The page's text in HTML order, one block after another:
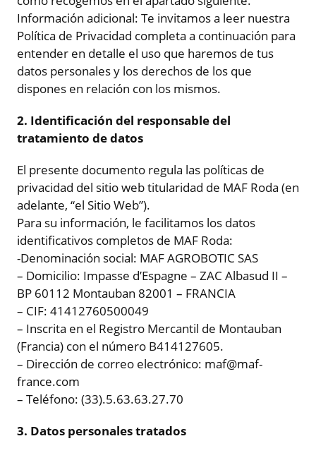
Información adicional: Te invitamos a leer nuestra
Política de Privacidad completa a continuación para
entender en detalle el uso que haremos de tus
datos personales y los derechos de los que
dispones en relación con los mismos.
2. Identificación del responsable del
tratamiento de datos
El presente documento regula las políticas de
privacidad del sitio web titularidad de MAF Roda (en
adelante, “el Sitio Web”).
Para su información, le facilitamos los datos
identificativos completos de MAF Roda:
-Denominación social: MAF AGROBOTIC SAS
– Domicilio: Impasse d’Espagne – ZAC Albasud II –
BP 60112 Montauban 82001 – FRANCIA
– CIF: 41412760500049
– Inscrita en el Registro Mercantil de Montauban
(Francia) con el número B414127605.
– Dirección de correo electrónico: maf@maf-
france.com
– Teléfono: (33).5.63.63.27.70
3. Datos personales tratados